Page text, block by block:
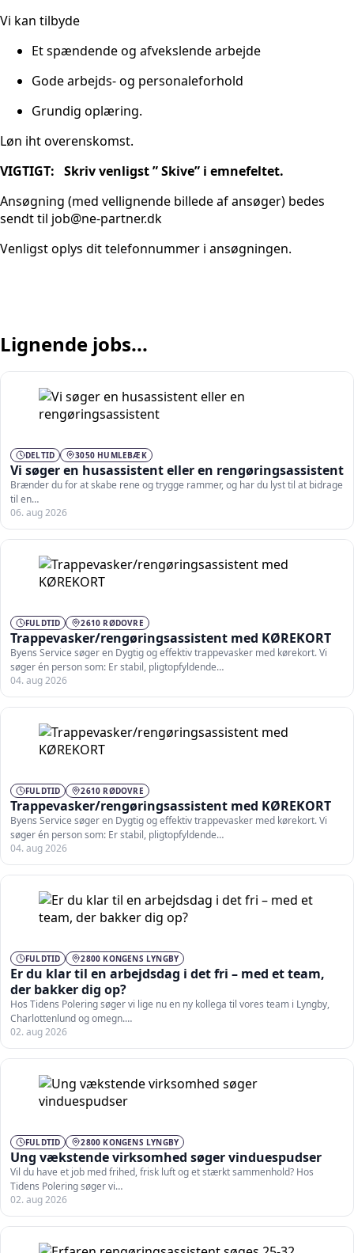
Vi kan tilbyde
Et spændende og afvekslende arbejde
Gode arbejds- og personaleforhold
Grundig oplæring.
Løn iht overenskomst.
VIGTIGT: Skriv venligst ” Skive” i emnefeltet.
Ansøgning (med vellignende billede af ansøger) bedes
sendt til job@ne-partner.dk
Venligst oplys dit telefonnummer i ansøgningen.
Lignende jobs...
DELTID 3050 HUMLEBÆK
Vi søger en husassistent eller en rengøringsassistent
Brænder du for at skabe rene og trygge rammer, og har du lyst til at bidrage
til en…
06. aug 2026
FULDTID 2610 RØDOVRE
Trappevasker/rengøringsassistent med KØREKORT
Byens Service søger en Dygtig og effektiv trappevasker med kørekort. Vi
søger én person som: Er stabil, pligtopfyldende…
04. aug 2026
FULDTID 2610 RØDOVRE
Trappevasker/rengøringsassistent med KØREKORT
Byens Service søger en Dygtig og effektiv trappevasker med kørekort. Vi
søger én person som: Er stabil, pligtopfyldende…
04. aug 2026
FULDTID 2800 KONGENS LYNGBY
Er du klar til en arbejdsdag i det fri – med et team,
der bakker dig op?
Hos Tidens Polering søger vi lige nu en ny kollega til vores team i Lyngby,
Charlottenlund og omegn.…
02. aug 2026
FULDTID 2800 KONGENS LYNGBY
Ung vækstende virksomhed søger vinduespudser
Vil du have et job med frihed, frisk luft og et stærkt sammenhold? Hos
Tidens Polering søger vi…
02. aug 2026